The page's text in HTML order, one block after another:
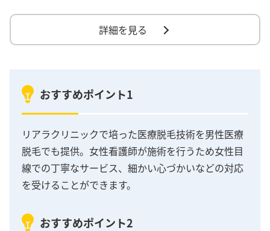
詳細を見る
おすすめポイント1
リアラクリニックで培った医療脱毛技術を男性医療
脱毛でも提供。女性看護師が施術を行うため女性目
線での丁寧なサービス、細かい心づかいなどの対応
を受けることができます。
おすすめポイント2